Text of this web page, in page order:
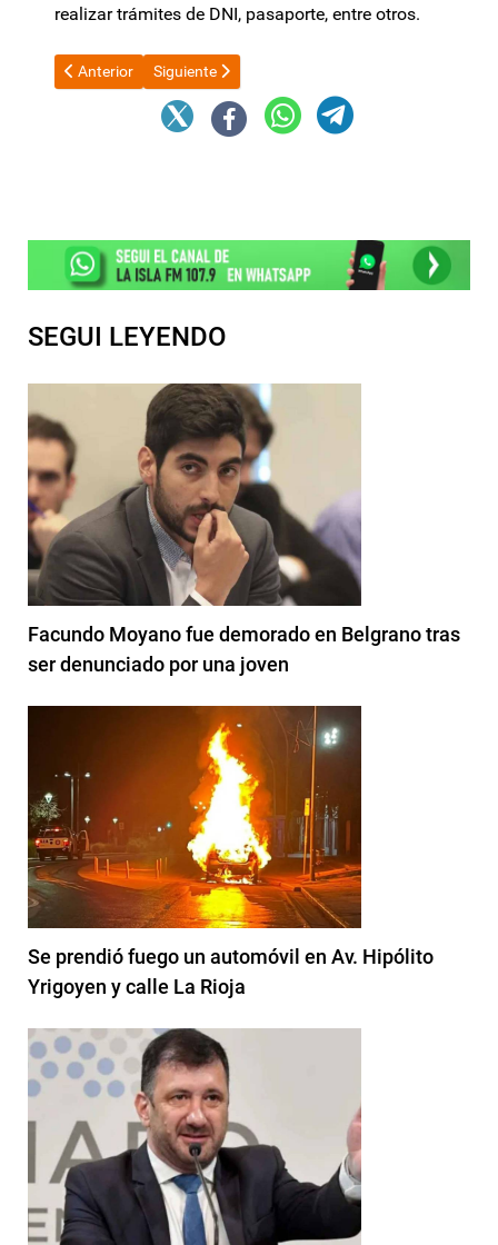
realizar trámites de DNI, pasaporte, entre otros.
Artículo anterior: Argentina reitera su recomendación de no
Anterior Artículo siguiente: El Gobierno fija restricciones y
Siguiente
SEGUI LEYENDO
Facundo Moyano fue demorado en Belgrano tras
ser denunciado por una joven
Se prendió fuego un automóvil en Av. Hipólito
Yrigoyen y calle La Rioja